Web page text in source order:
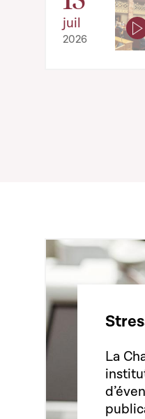
juil
2026
La